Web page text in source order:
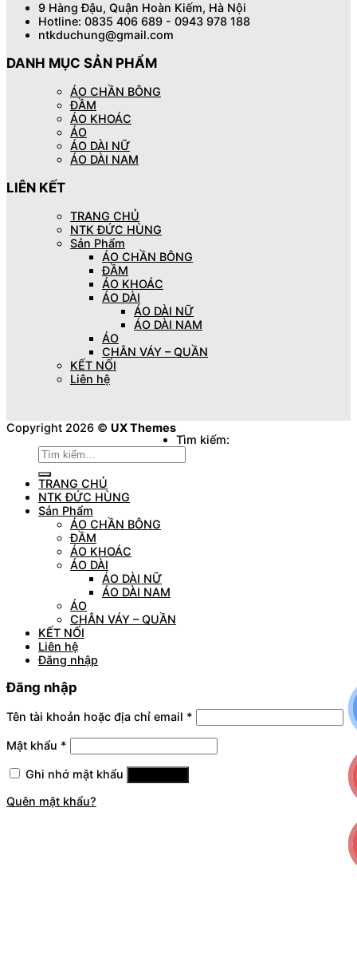
9 Hàng Đậu, Quận Hoàn Kiếm, Hà Nội
Hotline: 0835 406 689 - 0943 978 188
ntkduchung@gmail.com
DANH MỤC SẢN PHẨM
ÁO CHẦN BÔNG
ĐẦM
ÁO KHOÁC
ÁO
ÁO DÀI NỮ
ÁO DÀI NAM
LIÊN KẾT
TRANG CHỦ
NTK ĐỨC HÙNG
Sản Phẩm
ÁO CHẦN BÔNG
ĐẦM
ÁO KHOÁC
ÁO DÀI
ÁO DÀI NỮ
ÁO DÀI NAM
ÁO
CHÂN VÁY – QUẦN
KẾT NỐI
Liên hệ
Copyright 2026 © UX Themes
Tìm kiếm:
TRANG CHỦ
NTK ĐỨC HÙNG
Sản Phẩm
ÁO CHẦN BÔNG
ĐẦM
ÁO KHOÁC
ÁO DÀI
ÁO DÀI NỮ
ÁO DÀI NAM
ÁO
CHÂN VÁY – QUẦN
KẾT NỐI
Liên hệ
Đăng nhập
Đăng nhập
Tên tài khoản hoặc địa chỉ email *
Mật khẩu *
Ghi nhớ mật khẩu
Quên mật khẩu?